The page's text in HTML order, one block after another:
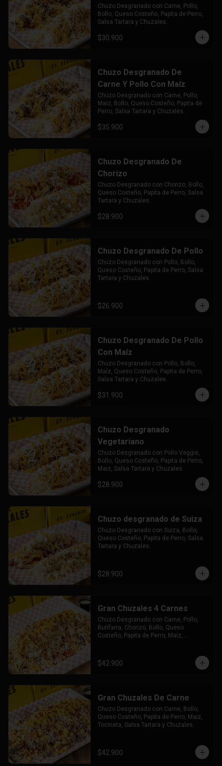
Chuzo Desgranado con Carne, Pollo,
Bollo, Queso Costeño, Papita de Perro,
Salsa Tartara y Chuzales.
$30.900
Chuzo Desgranado De
Carne Y Pollo Con Maíz
Chuzo Desgranado con Carne, Pollo,
Maíz, Bollo, Queso Costeño, Papita de
Perro, Salsa Tartara y Chuzales.
$35.900
Chuzo Desgranado De
Chorizo
Chuzo Desgranado con Chorizo, Bollo,
Queso Costeño, Papita de Perro, Salsa
Tartara y Chuzales.
$28.900
Chuzo Desgranado De Pollo
Chuzo Desgranado con Pollo, Bollo,
Queso Costeño, Papita de Perro, Salsa
Tartara y Chuzales.
$26.900
Chuzo Desgranado De Pollo
Con Maíz
Chuzo Desgranado con Pollo, Bollo,
Maíz, Queso Costeño, Papita de Perro,
Salsa Tartara y Chuzales.
$31.900
Chuzo Desgranado
Vegetariano
Chuzo Desgranado con Pollo Veggie,
Bollo, Queso Costeño, Papita de Perro,
Maiz, Salsa Tartara y Chuzales.
$28.900
Chuzo desgranado de Suiza
Chuzo Desgranado con Suiza, Bollo,
Queso Costeño, Papita de Perro, Salsa
Tartara y Chuzales.
$28.900
Gran Chuzales 4 Carnes
Chuzo Desgranado con Carne, Pollo,
Butifarra, Chorizo, Bollo, Queso
Costeño, Papita de Perro, Maiz,
$42.900
Gran Chuzales De Carne
Chuzo Desgranado con Carne, Bollo,
Queso Costeño, Papita de Perro, Maiz,
Tocineta, Salsa Tartara y Chuzales.
$42.900